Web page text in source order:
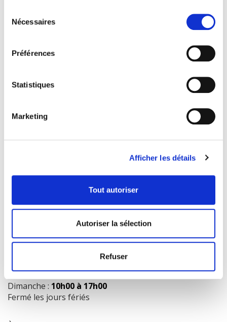
Nécessaires
Préférences
Statistiques
Marketing
Afficher les détails
Tout autoriser
Autoriser la sélection
Refuser
1073 route de l'Église, Québec, QC G1V 3W2
HEURES D'OUVERTURE
9h00 à 18h00
Samedi:9h00 à 17h00
Dimanche : 10h00 à 17h00
Fermé les jours fériés